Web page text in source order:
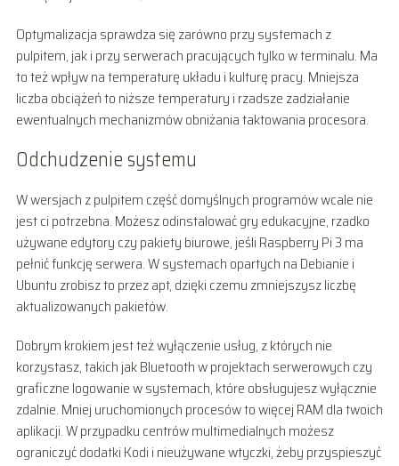
Optymalizacja sprawdza się zarówno przy systemach z
pulpitem, jak i przy serwerach pracujących tylko w terminalu. Ma
to też wpływ na temperaturę układu i kulturę pracy. Mniejsza
liczba obciążeń to niższe temperatury i rzadsze zadziałanie
ewentualnych mechanizmów obniżania taktowania procesora.
Odchudzenie systemu
W wersjach z pulpitem część domyślnych programów wcale nie
jest ci potrzebna. Możesz odinstalować gry edukacyjne, rzadko
używane edytory czy pakiety biurowe, jeśli Raspberry Pi 3 ma
pełnić funkcję serwera. W systemach opartych na Debianie i
Ubuntu zrobisz to przez apt, dzięki czemu zmniejszysz liczbę
aktualizowanych pakietów.
Dobrym krokiem jest też wyłączenie usług, z których nie
korzystasz, takich jak Bluetooth w projektach serwerowych czy
graficzne logowanie w systemach, które obsługujesz wyłącznie
zdalnie. Mniej uruchomionych procesów to więcej RAM dla twoich
aplikacji. W przypadku centrów multimedialnych możesz
ograniczyć dodatki Kodi i nieużywane wtyczki, żeby przyspieszyć